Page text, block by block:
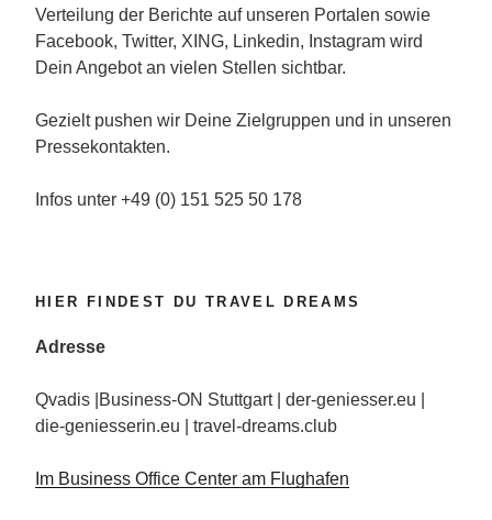
Verteilung der Berichte auf unseren Portalen sowie
Facebook, Twitter, XING, Linkedin, Instagram wird
Dein Angebot an vielen Stellen sichtbar.
Gezielt pushen wir Deine Zielgruppen und in unseren
Pressekontakten.
Infos unter +49 (0) 151 525 50 178
HIER FINDEST DU TRAVEL DREAMS
Adresse
Qvadis |Business-ON Stuttgart | der-geniesser.eu |
die-geniesserin.eu | travel-dreams.club
Im Business Office Center am Flughafen